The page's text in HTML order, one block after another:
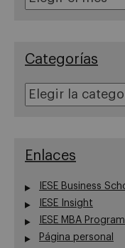
Categorías
Enlaces
IESE Business
IESE Insight
IESE MBA Program
Página personal